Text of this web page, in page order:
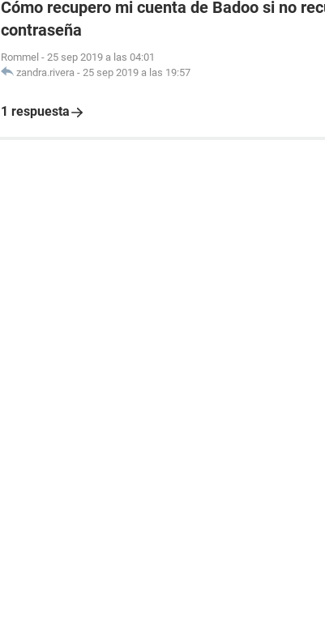
Cómo recupero mi cuenta de Badoo si no
contraseña
Rommel - 25 sep 2019 a las 04:01
zandra.rivera - 25 sep 2019 a las 19:57
1 respuesta